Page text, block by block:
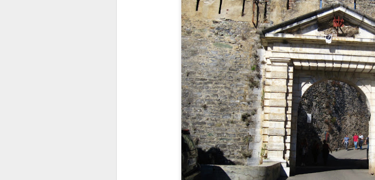
JUL
22
O imponente Castelo de Malbork
O Castelo de Malbork é simplesmente o maior
em termos de área, nada menos que 210.000
Humanidade pela Unesco, é uma atração imperdível
que leva seu nome, a meia hora de trem de Gdansk. É
para um bate-volta de algumas horas para quem se
Gdansk. Foi o que fizemos, mas ao contrário do dia
não colaborou e a chuva deu as caras.
A primeira surpresa que encontramos foi a estação
Gdansk.
JUL
1
Rumo ao Museu da Segunda Guerra
Gdansk
Algumas cidades possuem um museu que se destaca
demais devido a seu acervo ou importância, tornando-
não se pode deixar de conhecer. Este é o caso de
com o impressionante Museu da Segunda Guerra